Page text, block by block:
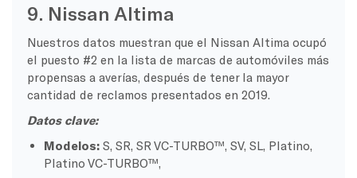
9. Nissan Altima
Nuestros datos muestran que el Nissan Altima ocupó
el puesto #2 en la lista de marcas de automóviles más
propensas a averías, después de tener la mayor
cantidad de reclamos presentados en 2019.
Datos clave:
Modelos: S, SR, SR VC-TURBO™, SV, SL, Platino,
Platino VC-TURBO™,